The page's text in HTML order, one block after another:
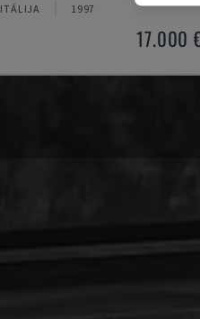
ITĀLIJA 1997
17.000